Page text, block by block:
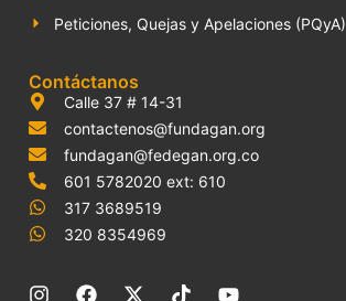
Peticiones, Quejas y Apelaciones (PQyA)
Contáctanos
Calle 37 # 14-31
contactenos@fundagan.org
fundagan@fedegan.org.co
601 5782020 ext: 610
317 3689519
320 8354969